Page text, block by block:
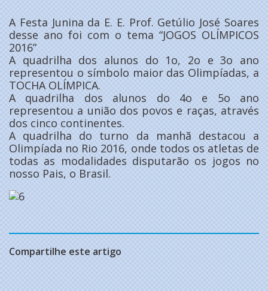
A Festa Junina da E. E. Prof. Getúlio José Soares
desse ano foi com o tema “JOGOS OLÍMPICOS
2016”
A quadrilha dos alunos do 1o, 2o e 3o ano
representou o símbolo maior das Olimpíadas, a
TOCHA OLÍMPICA.
A quadrilha dos alunos do 4o e 5o ano
representou a união dos povos e raças, através
dos cinco continentes.
A quadrilha do turno da manhã destacou a
Olimpíada no Rio 2016, onde todos os atletas de
todas as modalidades disputarão os jogos no
nosso Pais, o Brasil.
Compartilhe este artigo